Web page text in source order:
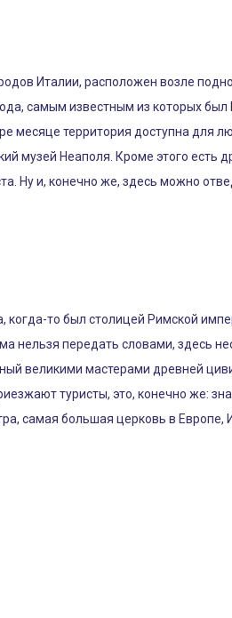
Италии, расположен возле
самым известным из которых
месяце территория доступна для
музей Неаполя. Кроме этого есть
Ну и, конечно же, здесь можно
то был столицей Римской
нельзя передать словами, здесь
великими мастерами древней
туристы, это, конечно же:
самая большая церковь в